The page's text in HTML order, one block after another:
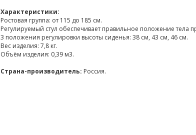
Характеристики:
Ростовая группа: от 115 до 185 см.
Регулируемый стул обеспечивает правильное положение тела
3 положения регулировки высоты сиденья: 38 см, 43 см, 46 см.
Вес изделия: 7,8 кг.
Объём изделия: 0,39 м3.
Страна-производитель: Россия.